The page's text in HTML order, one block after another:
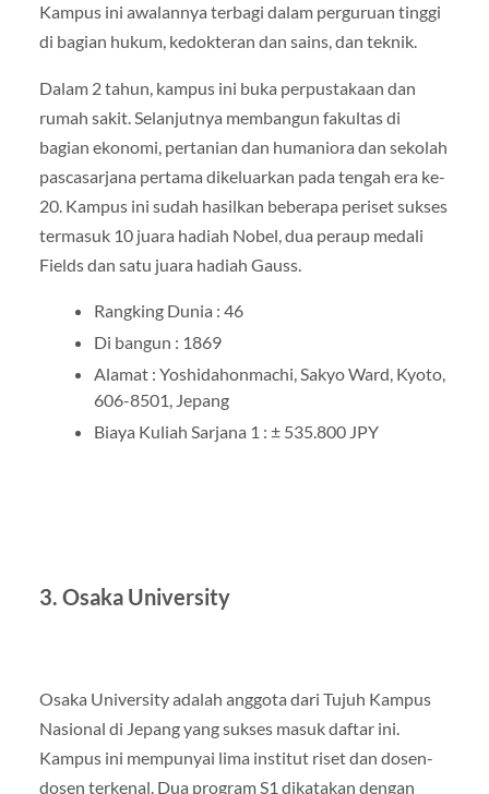
Kampus ini awalannya terbagi dalam perguruan tinggi
di bagian hukum, kedokteran dan sains, dan teknik.
Dalam 2 tahun, kampus ini buka perpustakaan dan
rumah sakit. Selanjutnya membangun fakultas di
bagian ekonomi, pertanian dan humaniora dan sekolah
pascasarjana pertama dikeluarkan pada tengah era ke-
20. Kampus ini sudah hasilkan beberapa periset sukses
termasuk 10 juara hadiah Nobel, dua peraup medali
Fields dan satu juara hadiah Gauss.
Rangking Dunia : 46
Di bangun : 1869
Alamat : Yoshidahonmachi, Sakyo Ward, Kyoto,
606-8501, Jepang
Biaya Kuliah Sarjana 1 : ± 535.800 JPY
3. Osaka University
Osaka University adalah anggota dari Tujuh Kampus
Nasional di Jepang yang sukses masuk daftar ini.
Kampus ini mempunyai lima institut riset dan dosen-
dosen terkenal. Dua program S1 dikatakan dengan